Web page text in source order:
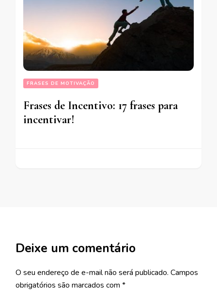
FRASES DE MOTIVAÇÃO
Frases de Incentivo: 17 frases para
incentivar!
Deixe um comentário
O seu endereço de e-mail não será publicado. Campos
obrigatórios são marcados com *